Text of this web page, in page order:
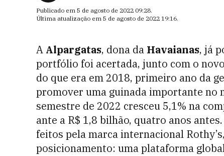
Publicado em 5 de agosto de 2022 09:28.
Última atualização em 5 de agosto de 2022 19:16.
A Alpargatas, dona da Havaianas, já
portfólio foi acertada, junto com o
do que era em 2018, primeiro ano da
promover uma guinada importante no
semestre de 2022 cresceu 5,1% na
ante a R$ 1,8 bilhão, quatro anos
feitos pela marca internacional
posicionamento: uma plataforma